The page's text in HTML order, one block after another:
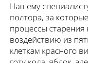
Нашему
полтора, за
процессы
воздействию из
клеткам красного